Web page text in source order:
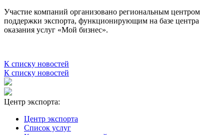
Участие компаний организовано региональным центром
поддержки экспорта, функционирующим на базе центра
оказания услуг «Мой бизнес».
К списку новостей
К списку новостей
Центр экспорта:
Центр экспорта
Список услуг